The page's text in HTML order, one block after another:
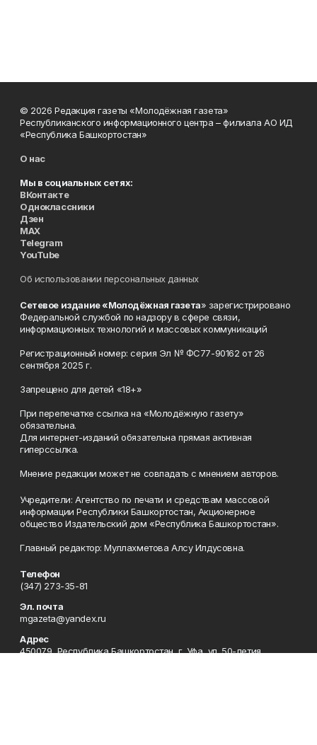
© 2026 Редакция газеты «Молодёжная газета»
Республиканского информационного центра – филиала АО ИД
«Республика Башкортостан»
О нас
Мы в социальных сетях:
ВКонтакте
Одноклассники
Дзен
MAX
Telegram
YouTube
Об использовании персональных данных
Сетевое издание «Молодёжная газета» зарегистрировано
Федеральной службой по надзору в сфере связи,
информационных технологий и массовых коммуникаций
Регистрационный номер: серия Эл № ФС77-90162 от 26
сентября 2025 г.
Запрещено для детей «18+»
При перепечатке ссылка на «Молодёжную газету»
обязательна.
Для интернет-изданий обязательна прямая активная
гиперссылка.
Мнение редакции может не совпадать с мнением авторов.
Учредители: Агентство по печати и средствам массовой
информации Республики Башкортостан, Акционерное
общество Издательский дом «Республика Башкортостан».
Главный редактор: Муллахметова Алсу Илдусовна.
Телефон
(347) 273-35-81
Эл. почта
mgazeta@yandex.ru
Адрес
450079, Республика Башкортостан, г. Уфа, ул. 50-летия